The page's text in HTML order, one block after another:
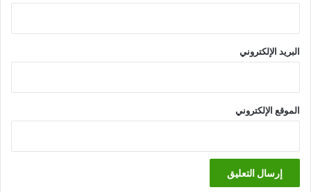
البريد الإلكتروني
الموقع الإلكتروني